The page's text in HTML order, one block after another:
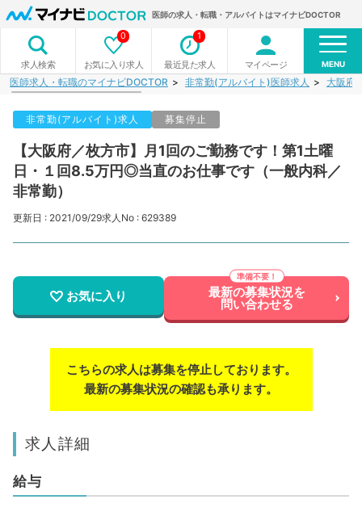
医師の求人・転職・アルバイトはマイナビDOCTOR
求人検索 お気に入り求人
0
最近見た求人
1
マイページ MENU
医師求人・転職のマイナビDOCTOR 非常勤(アルバイト)医師求人 大阪府
非常勤(アルバイト)求人 募集停止
【大阪府／枚方市】月1回のご勤務です！第1土曜
日・１回8.5万円◎当直のお仕事です（一般内科／
非常勤）
更新日 : 2021/09/29求人No : 629389
お気に入り 最新の募集状況を
問い合わせる
こちらの求人は募集を停止しております。
最新の募集状況の確認も承ります。
求人詳細
給与